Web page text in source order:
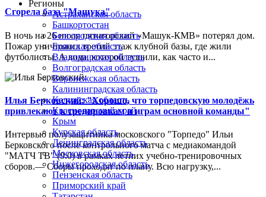
Сгорела база "Машука"
В ночь на 26 июля пятигорский «Машук-КМВ» потерял дом.
Пожар уничтожил третий этаж клубной базы, где жили
футболисты. А вода, которой тушили, как часто и...
Илья Берковский: "Хорошо, что торпедовскую молодёжь
привлекают к тренировкам и играм основной команды"
Интервью полузащитника московского "Торпедо" Ильи
Берковского после контрольного матча с медиакомандой
"МАТЧ ТВ" (9:0) в рамках летних учебно-тренировочных
сборов.— Сборы проходят по плану. Всю нагрузку,...
Регионы
Астраханская область
Башкортостан
Белгородская область
Брянская область
Владимирская область
Волгоградская область
Воронежская область
Калининградская область
Калужская область
Краснодарский край
Крым
Курская область
Ленинградская область
Московская область
Нижегородская область
Пензенская область
Приморский край